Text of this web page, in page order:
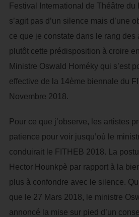
Festival International de Théâtre du
s’agit pas d’un silence mais d’une
ce que je constate dans le rang des
plutôt cette prédisposition à croire
Ministre Oswald Homéky qui s’est
effective de la 14ème biennale du
Novembre 2018.
Pour ce que j’observe, les artistes
patience pour voir jusqu’où le
conduirait le FITHEB 2018. La
Hector Hounkpè par rapport à la
plus à confondre avec le silence.
que le 27 Mars 2018, le ministre
annoncé la mise sur pied d’un